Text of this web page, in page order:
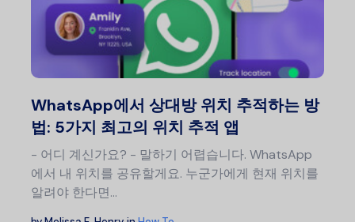
WhatsApp에서 상대방 위치 추적하는 방
법: 5가지 최고의 위치 추적 앱
- 어디 계신가요? - 말하기 어렵습니다. WhatsApp
에서 내 위치를 공유할게요. 누군가에게 현재 위치를
알려야 한다면...